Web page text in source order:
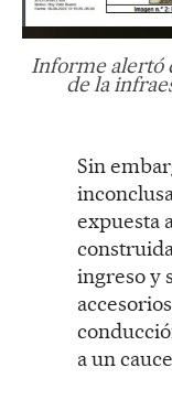
Informe alertó
de la
Sin
expuesta
ingreso y
a un